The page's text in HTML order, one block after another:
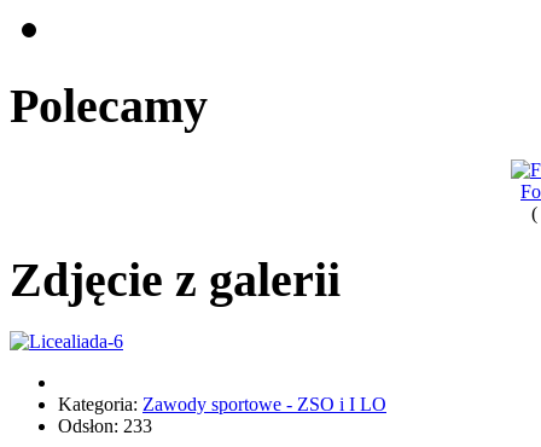
Polecamy
(
Zdjęcie z galerii
Kategoria: Zawody sportowe - ZSO i I LO
Odsłon: 233